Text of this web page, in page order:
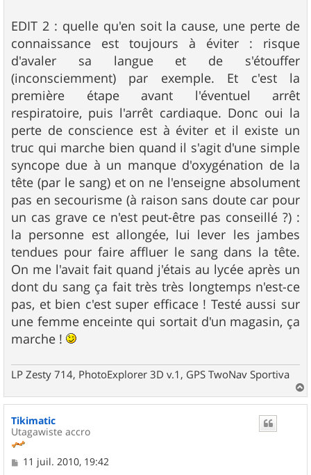
EDIT 2 : quelle qu'en soit la cause, une perte de
connaissance est toujours à éviter : risque
d'avaler sa langue et de s'étouffer
(inconsciemment) par exemple. Et c'est la
première étape avant l'éventuel arrêt
respiratoire, puis l'arrêt cardiaque. Donc oui la
perte de conscience est à éviter et il existe un
truc qui marche bien quand il s'agit d'une simple
syncope due à un manque d'oxygénation de la
tête (par le sang) et on ne l'enseigne absolument
pas en secourisme (à raison sans doute car pour
un cas grave ce n'est peut-être pas conseillé ?) :
la personne est allongée, lui lever les jambes
tendues pour faire affluer le sang dans la tête.
On me l'avait fait quand j'étais au lycée après un
dont du sang ça fait très très longtemps n'est-ce
pas, et bien c'est super efficace ! Testé aussi sur
une femme enceinte qui sortait d'un magasin, ça
marche !
LP Zesty 714, PhotoExplorer 3D v.1, GPS TwoNav Sportiva
a
Tikimatic
Utagawiste accro
M11 juil. 2010, 19:42